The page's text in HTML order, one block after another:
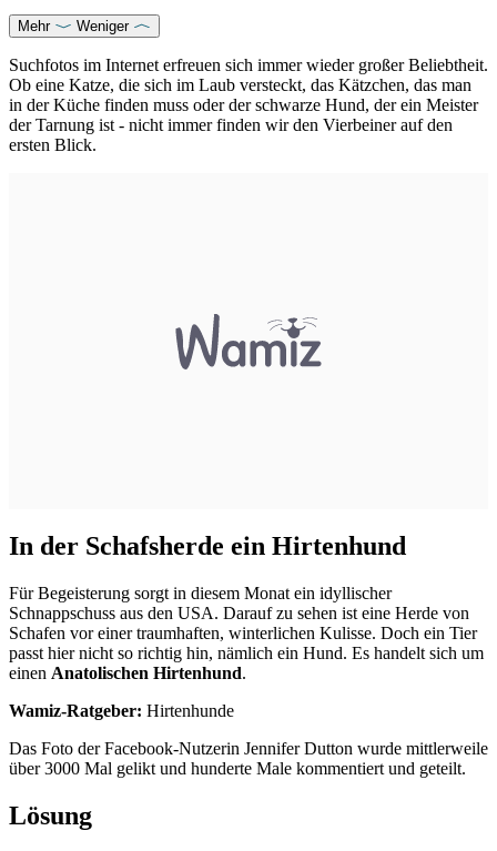
Mehr Weniger
Suchfotos im Internet erfreuen sich immer wieder großer Beliebtheit.
Ob eine Katze, die sich im Laub versteckt, das Kätzchen, das man
in der Küche finden muss oder derschwarze Hund, der ein Meister
der Tarnung ist - nicht immer finden wir den Vierbeiner auf den
ersten Blick.
In der Schafsherde ein Hirtenhund
Für Begeisterung sorgt in diesem Monat ein idyllischer
Schnappschuss aus den USA. Darauf zu sehen ist eine Herde von
Schafen vor einer traumhaften, winterlichen Kulisse. Doch ein Tier
passt hier nicht so richtig hin, nämlich ein Hund. Es handelt sich um
einen Anatolischen Hirtenhund.
Wamiz-Ratgeber: Hirtenhunde
Das Foto der Facebook-Nutzerin Jennifer Dutton wurde mittlerweile
über 3000 Mal gelikt und hunderte Male kommentiert und geteilt.
Lösung